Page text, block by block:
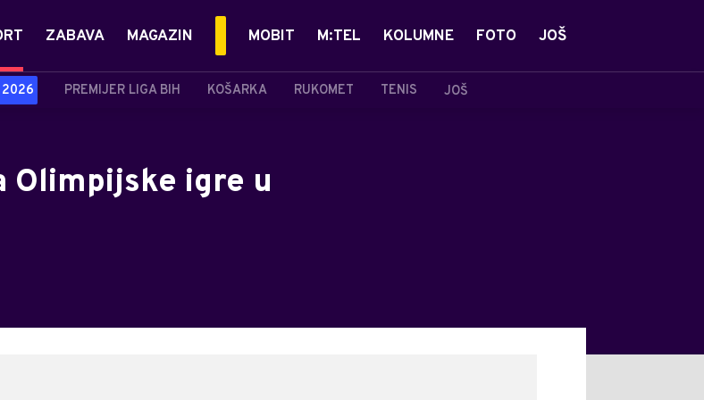
2026 PREMIJER LIGA BIH KOŠARKA RUKOMET TENIS JOŠ
ZABAVA MAGAZIN MOBIT M:TEL KOLUMNE FOTO JOŠ
Olimpijske igre u